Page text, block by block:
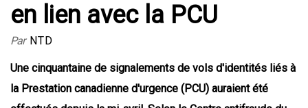
en lien avec la PCU
Par NTD
Une cinquantaine de signalements de vols d'identités liés à
la Prestation canadienne d'urgence (PCU) auraient été